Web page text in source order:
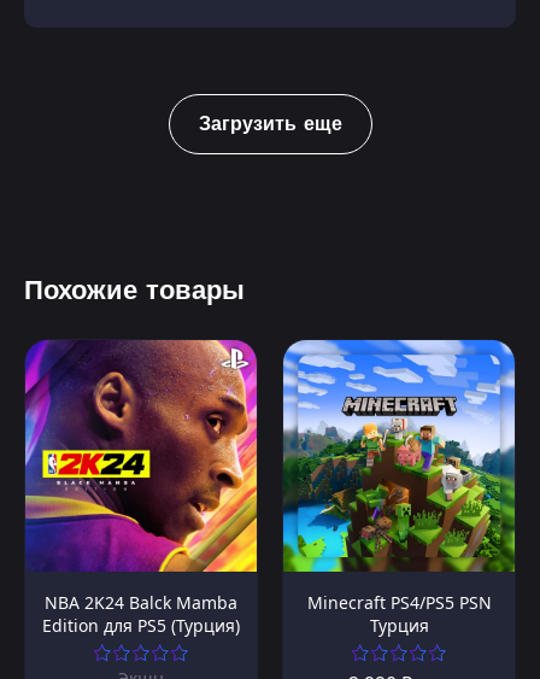
Загрузить еще
Похожие товары
NBA 2K24 Balck Mamba
Edition для PS5 (Турция)
Minecraft PS4/PS5 PSN
Турция